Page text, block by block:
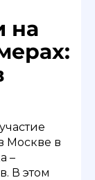
на
Москве в
–
В этом